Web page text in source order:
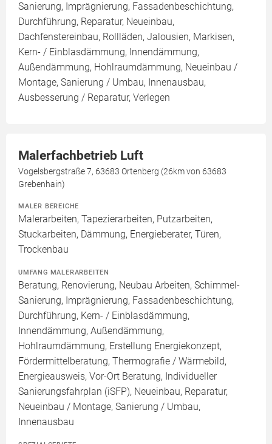
Sanierung, Imprägnierung, Fassadenbeschichtung,
Durchführung, Reparatur, Neueinbau,
Dachfenstereinbau, Rollläden, Jalousien, Markisen,
Kern- / Einblasdämmung, Innendämmung,
Außendämmung, Hohlraumdämmung, Neueinbau /
Montage, Sanierung / Umbau, Innenausbau,
Ausbesserung / Reparatur, Verlegen
Malerfachbetrieb Luft
Vogelsbergstraße 7, 63683 Ortenberg (26km von 63683
Grebenhain)
MALER BEREICHE
Malerarbeiten, Tapezierarbeiten, Putzarbeiten,
Stuckarbeiten, Dämmung, Energieberater, Türen,
Trockenbau
UMFANG MALERARBEITEN
Beratung, Renovierung, Neubau Arbeiten, Schimmel-
Sanierung, Imprägnierung, Fassadenbeschichtung,
Durchführung, Kern- / Einblasdämmung,
Innendämmung, Außendämmung,
Hohlraumdämmung, Erstellung Energiekonzept,
Fördermittelberatung, Thermografie / Wärmebild,
Energieausweis, Vor-Ort Beratung, Individueller
Sanierungsfahrplan (iSFP), Neueinbau, Reparatur,
Neueinbau / Montage, Sanierung / Umbau,
Innenausbau